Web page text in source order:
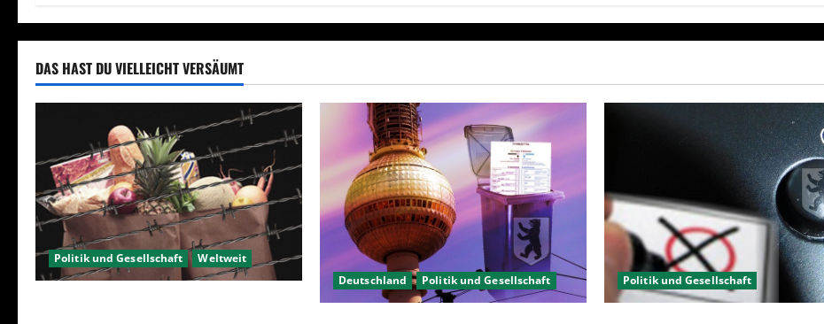
g
a
t
o
n
DAS HAST DU VIELLEICHT VERSÄUMT
Politik und Gesellschaft Weltweit
Deutschland Politik und Gesellschaft Politik und Gesellschaft